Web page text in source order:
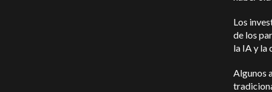
Los
de los
la IA y la
Algunos